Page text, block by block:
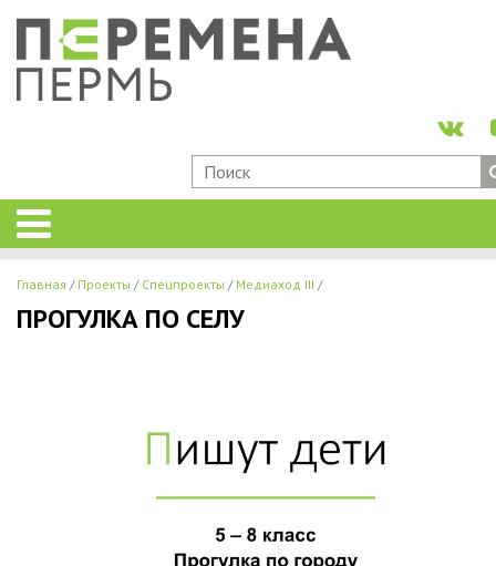
Главная Проекты Спецпроекты Медиаход III
ПРОГУЛКА ПО СЕЛУ